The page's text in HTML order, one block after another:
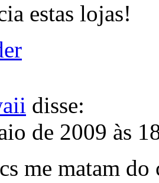
estas lojas!
disse:
de 2009 às
me matam